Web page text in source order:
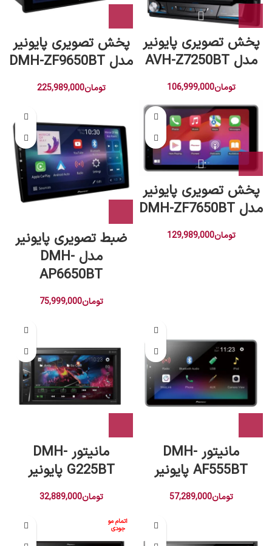
پخش تصویری پایونیر
مدل AVH-Z7250BT
تومان106,999,000
پخش تصویری پایونیر
مدل DMH-ZF9650BT
تومان225,989,000
پخش تصویری پایونیر
مدل DMH-ZF7650BT
تومان129,989,000
ضبط تصویری پایونیر
مدل DMH-
AP6650BT
تومان75,999,000
مانیتور DMH-
AF555BT پایونیر
تومان57,289,000
مانیتور DMH-
G225BT پایونیر
تومان32,889,000
اتمام مو
جودی